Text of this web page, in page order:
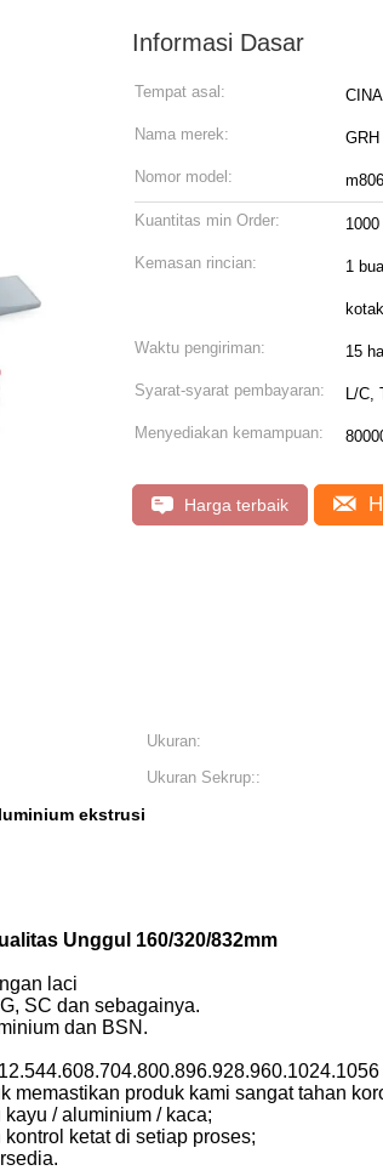
Informasi Dasar
Tempat asal: CINA
Nama merek: GRH
Nomor model: m806
Kuantitas min Order:
Kemasan rincian: 1
Waktu pengiriman: 15
Syarat-syarat pembayaran: L/C,
Menyediakan kemampuan:
Harga terbaik
Ukuran:
Ukuran Sekrup::
ekstrusi
Unggul 160/320/832mm
laci
SC dan sebagainya.
dan BSN.
produk kami sangat tahan
/ aluminium / kaca;
ketat di setiap proses;